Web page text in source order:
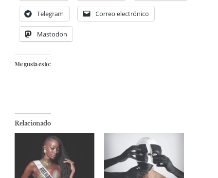
Telegram Correo electrónico
Mastodon
Me gusta esto:
Relacionado